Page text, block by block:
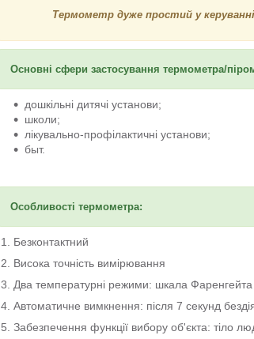
Термометр дуже простий у
Основні сфери застосування термометра/
дошкільні дитячі установи;
школи;
лікувально-профілактичні установи;
быт.
Особливості термометра:
1. Безконтактний
2. Висока точність вимірювання
3. Два температурні режими: шкала
4. Автоматичне вимкнення: після 7 секунд
5. Забезпечення функції вибору об'єкта: тіло